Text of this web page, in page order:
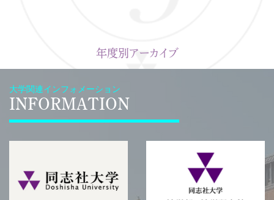
年度別アーカイブ
大学関連インフォメーション
INFORMATION